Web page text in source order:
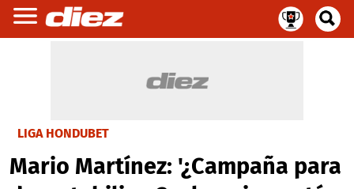
LIGA HONDUBET
Mario Martínez: '¿Campaña para